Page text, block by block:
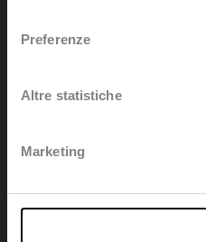
Preferenze
Altre statistiche
Marketing
Solutions
Modules Verticaux
AppGallery